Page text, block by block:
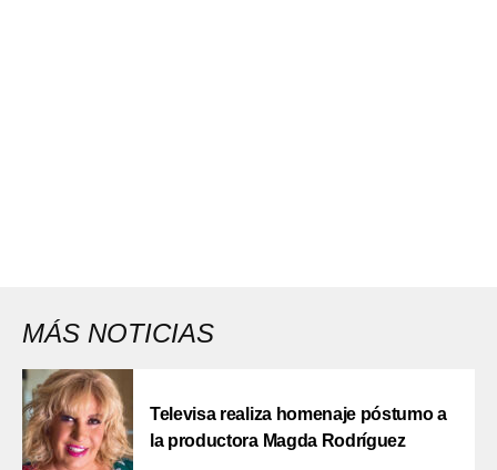
MÁS NOTICIAS
Televisa realiza homenaje póstumo a
la productora Magda Rodríguez